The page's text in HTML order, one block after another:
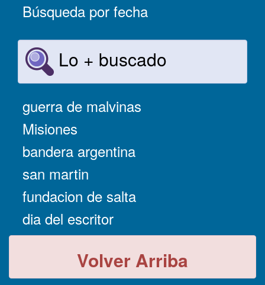
Búsqueda por fecha
Lo + buscado
guerra de malvinas
Misiones
bandera argentina
san martin
fundacion de salta
dia del escritor
Volver Arriba